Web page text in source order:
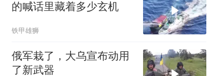
的喊话里藏着多少玄机
铁甲雄狮
俄军栽了，大乌宣布动用
了新武器